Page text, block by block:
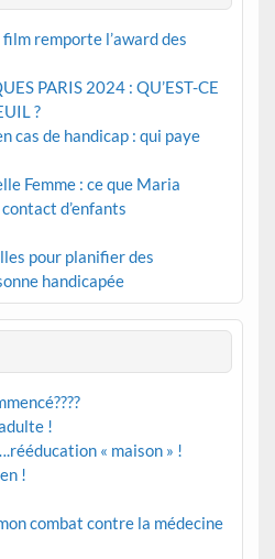
remporte l’award des
PARIS 2024 : QU’EST-CE
?
cas de handicap : qui paye
Femme : ce que Maria
d’enfants
pour planifier des
handicapée
!
« maison » !
!
combat contre la médecine